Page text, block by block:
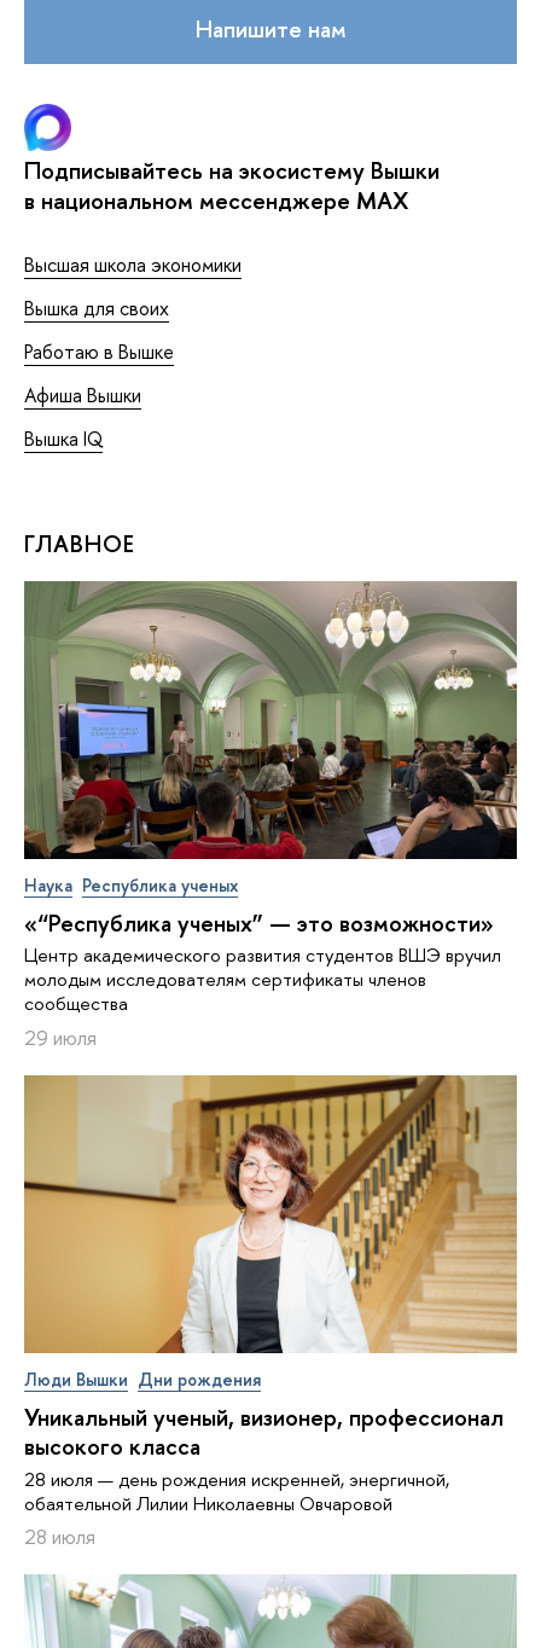
Напишите нам
Подписывайтесь на экосистему Вышки
в национальном мессенджере MAX
Высшая школа экономики
Вышка для своих
Работаю в Вышке
Афиша Вышки
Вышка IQ
ГЛАВНОЕ
Наука Республика ученых
«“Республика ученых” — это возможности»
Центр академического развития студентов ВШЭ вручил
молодым исследователям сертификаты членов
сообщества
29 июля
Люди Вышки Дни рождения
Уникальный ученый, визионер, про­фес­си­о­нал
высокого класса
28 июля — день рождения искренней, энергичной,
обаятельной Лилии Николаевны Овчаровой
28 июля